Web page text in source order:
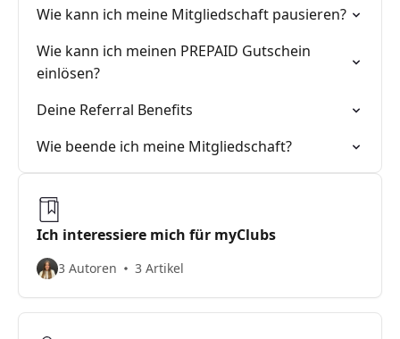
Wie kann ich meine Mitgliedschaft pausieren?
Wie kann ich meinen PREPAID Gutschein
einlösen?
Deine Referral Benefits
Wie beende ich meine Mitgliedschaft?
Ich interessiere mich für myClubs
3 Autoren 3 Artikel